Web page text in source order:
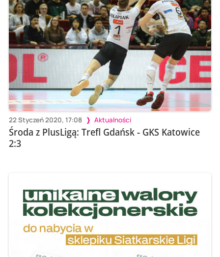
22 Styczeń 2020, 17:08 Aktualności
Środa z PlusLigą: Trefl Gdańsk - GKS Katowice
2:3